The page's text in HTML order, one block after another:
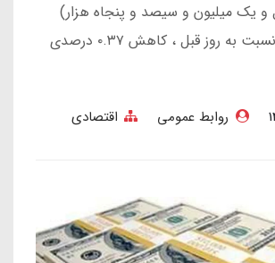
(چهل و یک میلیون و سیصد و پنجاه هزار)
تومان رسید که نسبت به روز قبل ، کاهش ۰.۳۷ درصدی
روابط عمومی اقتصادی